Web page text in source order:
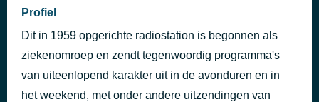
Zelfs je naam is mooi
Henk Westbroek
Johnny Angel
Shelley Fabares
42 minuten geleden
Profiel
Dit in 1959 opgerichte radiostation is begonnen als
ziekenomroep en zendt tegenwoordig programma's
van uiteenlopend karakter uit in de avonduren en in
het weekend, met onder andere uitzendingen van